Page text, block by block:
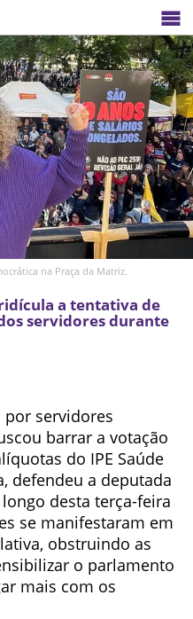
na Praça da Matriz.
a tentativa de
servidores durante
por servidores
barrar a votação
do IPE Saúde
defendeu a deputada
longo desta terça-feira
se manifestaram em
obstruindo as
o parlamento
mais com os